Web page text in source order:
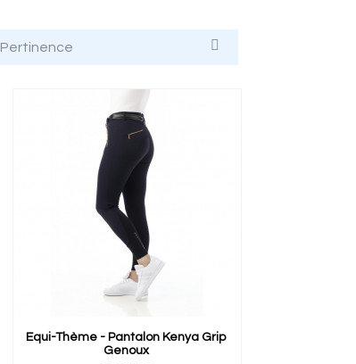
Pertinence 
Equi-Thème - Pantalon Kenya Grip
Genoux